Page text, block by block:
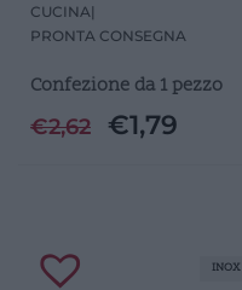
CUCINA|
PRONTA CONSEGNA
Confezione da 1 pezzo
€2,62 €1,79
INOX